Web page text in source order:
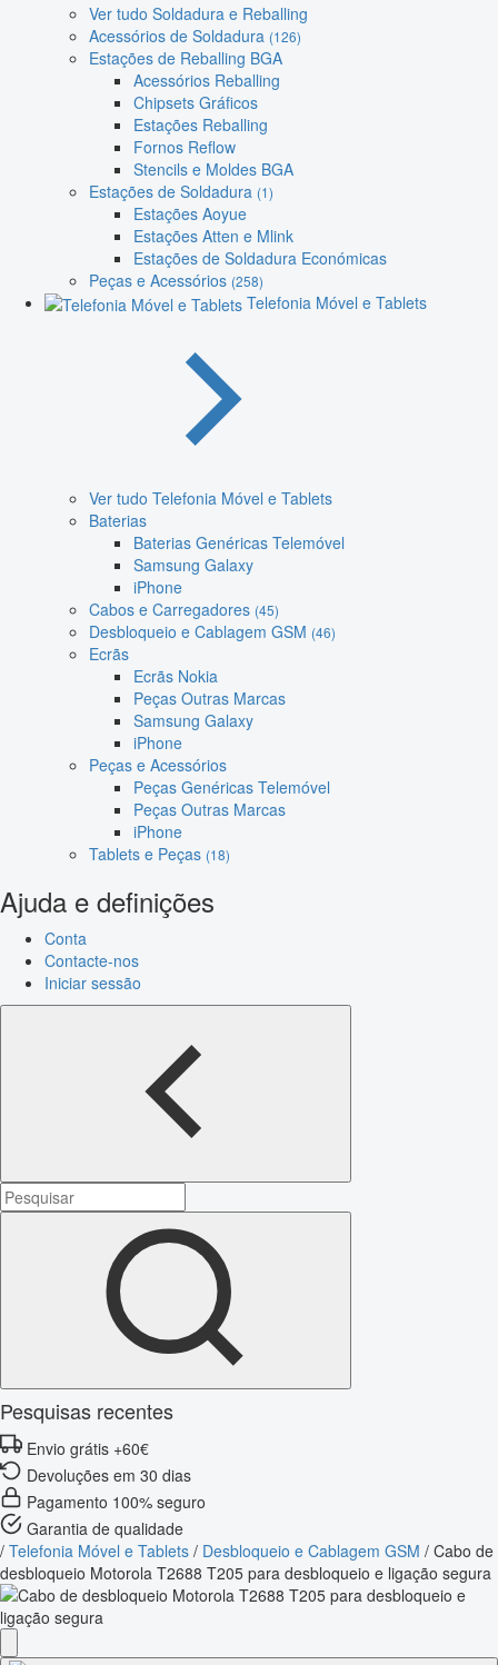
Ver tudo Soldadura e Reballing
Acessórios de Soldadura (126)
Estações de Reballing BGA
Acessórios Reballing
Chipsets Gráficos
Estações Reballing
Fornos Reflow
Stencils e Moldes BGA
Estações de Soldadura (1)
Estações Aoyue
Estações Atten e Mlink
Estações de Soldadura Económicas
Peças e Acessórios (258)
Telefonia Móvel e Tablets
Ver tudo Telefonia Móvel e Tablets
Baterias
Baterias Genéricas Telemóvel
Samsung Galaxy
iPhone
Cabos e Carregadores (45)
Desbloqueio e Cablagem GSM (46)
Ecrãs
Ecrãs Nokia
Peças Outras Marcas
Samsung Galaxy
iPhone
Peças e Acessórios
Peças Genéricas Telemóvel
Peças Outras Marcas
iPhone
Tablets e Peças (18)
Ajuda e definições
Conta
Contacte-nos
Iniciar sessão
Pesquisas recentes
Envio grátis +60€
Devoluções em 30 dias
Pagamento 100% seguro
Garantia de qualidade
/ Telefonia Móvel e Tablets / Desbloqueio e Cablagem GSM / Cabo de
desbloqueio Motorola T2688 T205 para desbloqueio e ligação segura